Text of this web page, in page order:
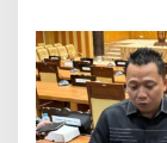
Korban Jiwa